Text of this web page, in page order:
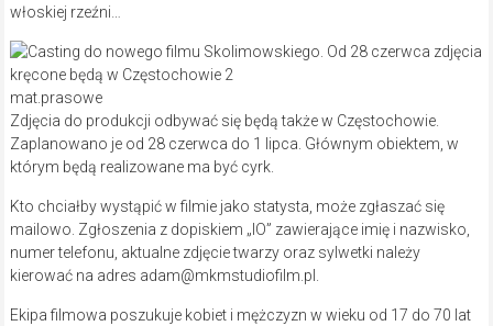
włoskiej rzeźni…
mat.prasowe
Zdjęcia do produkcji odbywać się będą także w Częstochowie.
Zaplanowano je od 28 czerwca do 1 lipca. Głównym obiektem, w
którym będą realizowane ma być cyrk.
Kto chciałby wystąpić w filmie jako statysta, może zgłaszać się
mailowo. Zgłoszenia z dopiskiem „IO” zawierające imię i nazwisko,
numer telefonu, aktualne zdjęcie twarzy oraz sylwetki należy
kierować na adres adam@mkmstudiofilm.pl.
Ekipa filmowa poszukuje kobiet i mężczyzn w wieku od 17 do 70 lat